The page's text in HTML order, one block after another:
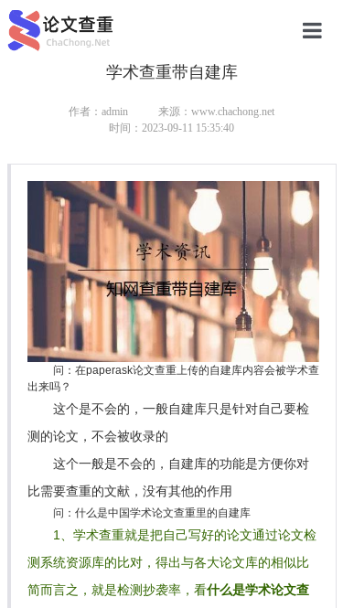
本科论文
硕士论文
博士论文
学术查重带自建库
作者：admin
来源：www.chachong.net
时间：2023-09-11 15:35:40
问：在paperask论文查重上传的自建库内容会被学术查
出来吗？
这个是不会的，一般自建库只是针对自己要检
测的论文，不会被收录的
这个一般是不会的，自建库的功能是方便你对
比需要查重的文献，没有其他的作用
问：什么是中国学术论文查重里的自建库
1、学术查重就是把自己写好的论文通过论文检
测系统资源库的比对，得出与各大论文库的相似比
简而言之，就是检测抄袭率，看什么是学术论文查